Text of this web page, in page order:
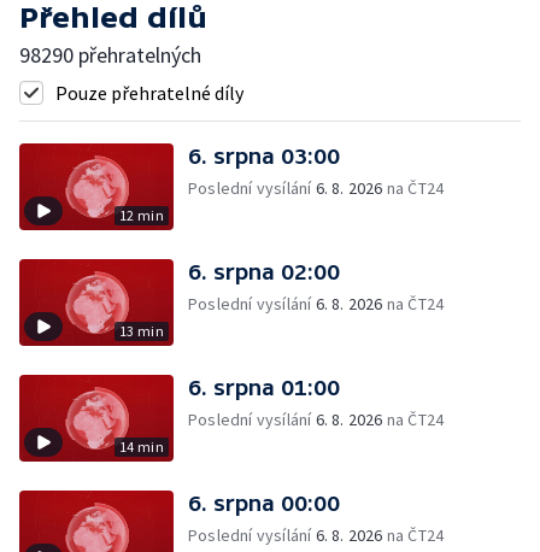
Přehled dílů
98290 přehratelných
Pouze přehratelné díly
12 min
6. srpna 03:00
Poslední vysílání6. 8. 2026 na ČT24
13 min
6. srpna 02:00
Poslední vysílání6. 8. 2026 na ČT24
14 min
6. srpna 01:00
Poslední vysílání6. 8. 2026 na ČT24
6. srpna 00:00
Poslední vysílání6. 8. 2026 na ČT24